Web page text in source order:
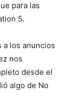
para las
5.
a los anuncios
nos
desde el
algo de No